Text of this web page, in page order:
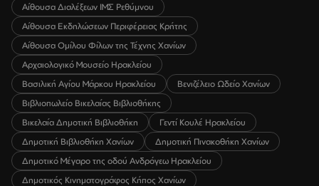
Αίθουσα Διαλέξεων ΙΜΣ Ρεθύμνου
Αίθουσα Εκδηλώσεων Περιφέρειας Κρήτης
Αίθουσα Ομίλου Φίλων της Τέχνης Χανίων
Αρχαιολογικό Μουσείο Ηρακλείου
Βασιλική Αγίου Μάρκου Ηρακλείου
Βενιζέλειο Ωδείο Χανίων
Βιβλιοπωλείο Βικελαίας Βιβλιοθήκης
Βικελαία Δημοτική Βιβλιοθήκη
Γεντί Κουλέ Ηρακλείου
Δημοτική Βιβλιοθήκη Χανίων
Δημοτική Πινακοθήκη Χανίων
Δημοτικό Μέγαρο της οδού Ανδρόγεω Ηρακλείου
Δημοτικός Κινηματογράφος Κήπος Χανίων